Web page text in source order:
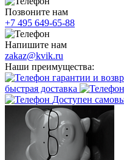
Позвоните нам
+7 495 649-65-88
Напишите нам
zakaz@kvik.ru
Наши преимущества:
гарантии и
быстрая доставка
Доступен